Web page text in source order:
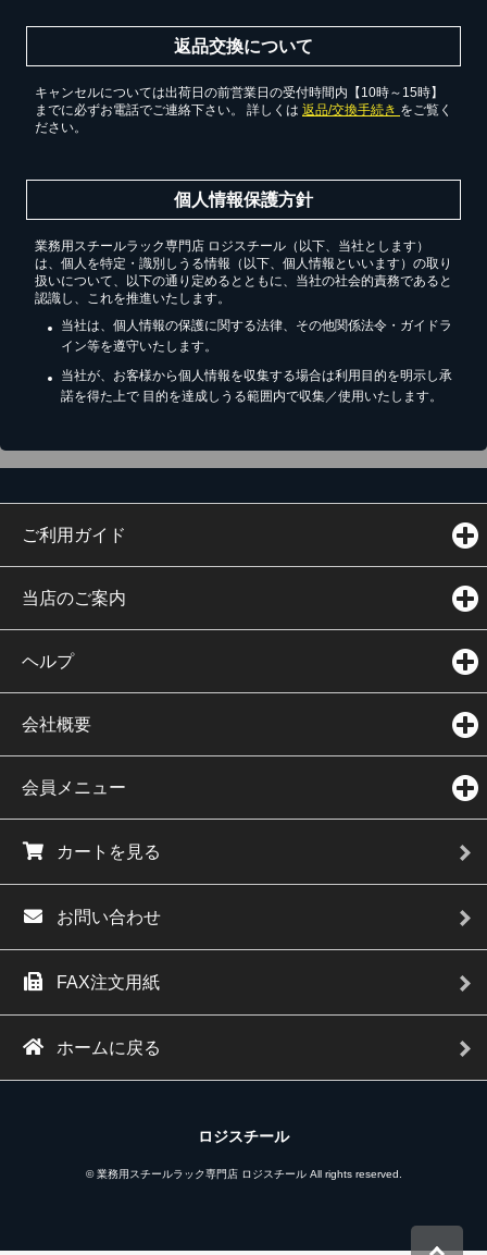
返品交換について
キャンセルについては出荷日の前営業日の受付時間内【10時～15時】
までに必ずお電話でご連絡下さい。 詳しくは 返品/交換手続き をご覧く
ださい。
個人情報保護方針
業務用スチールラック専門店 ロジスチール（以下、当社とします）
は、個人を特定・識別しうる情報（以下、個人情報といいます）の取り
扱いについて、以下の通り定めるとともに、当社の社会的責務であると
認識し、これを推進いたします。
当社は、個人情報の保護に関する法律、その他関係法令・ガイドラ
イン等を遵守いたします。
当社が、お客様から個人情報を収集する場合は利用目的を明示し承
諾を得た上で 目的を達成しうる範囲内で収集／使用いたします。
ご利用ガイド
当店のご案内
ヘルプ
会社概要
会員メニュー
カートを見る
お問い合わせ
FAX注文用紙
ホームに戻る
ロジスチール
© 業務用スチールラック専門店 ロジスチール All rights reserved.